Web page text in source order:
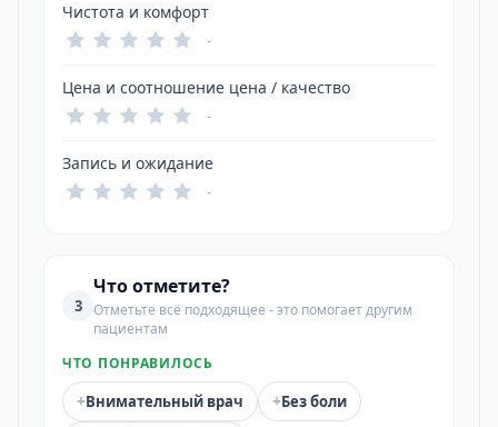
Чистота и комфорт
-
Цена и соотношение цена / качество
-
Запись и ожидание
-
3
Что отметите?
Отметьте всё подходящее - это помогает другим
пациентам
ЧТО ПОНРАВИЛОСЬ
+Внимательный врач +Без боли